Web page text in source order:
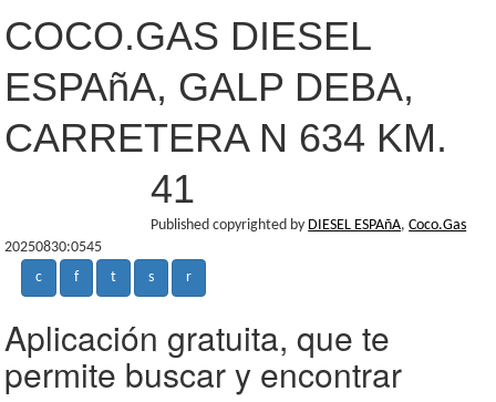
COCO.GAS DIESEL
ESPAñA, GALP DEBA,
CARRETERA N 634 KM.
41
Published copyrighted by DIESEL ESPAñA,Coco.Gas
20250830:0545
c
f t s r
Aplicación gratuita, que te
permite buscar y encontrar